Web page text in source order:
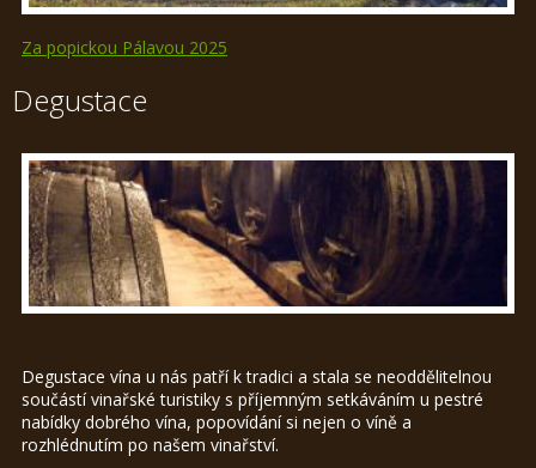
Za popickou Pálavou 2025
Degustace
Degustace vína u nás patří k tradici a stala se neoddělitelnou
součástí vinařské turistiky s příjemným setkáváním u pestré
nabídky dobrého vína, popovídání si nejen o víně a
rozhlédnutím po našem vinařství.